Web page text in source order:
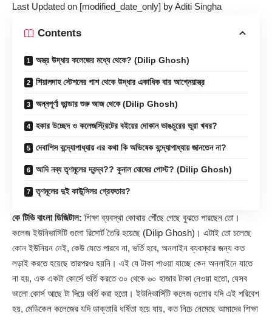
Last Updated on [modified_date_only] byAditi Singha
Contents
অস্ত্র উদ্ধার কলেজের মধ্যে থেকে? (Dilip Ghosh)
শিয়ালদাহ স্টেশনের পাশ থেকে উদ্ধার একাধিক বার আগ্নেয়াস্ত্র
অন্নপূর্ণা ভান্ডার শুরু আজ থেকে (Dilip Ghosh)
হকার উচ্ছেদ ও কলেজস্ট্রিটের বইয়ের দোকান ভাঙচুরের ভুয়া খবর?
দেবাশিস বন্দ্যোপাধ্যায় এর কথা কি অভিষেক বন্দ্যোপাধ্যায় জানতেন না?
আদি নব্য তৃণমূলের দ্বন্দ্ব?? কুনাল ঘোষের পোস্ট? (Dilip Ghosh)
তৃণমূলের দুই কাউন্সিলর গ্রেফতার?
কে টিভি বাংলা ডিজিটাল: শিক্ষা ব্যবস্থা কোথায় পৌঁছে গেছে বুঝতে পারছেন তো।
কলেজ ইউনিভার্সিটি গুলো রিসোর্ট তৈরি হয়েছে (Dilip Ghosh)। এটাই তো চলেছে
কোন ইউনিয়ন নেই, কেউ যেতে পারবে না, ভর্তি হবে, অনলাইন ব্যবস্থার জন্য কত
লড়াই করতে হয়েছে তারপরও হয়নি। এই যে টাকা পাওয়া যাচ্ছে কেন অনলাইনে যাতে
না হয়, এক একটা কোর্সে ভর্তি করতে ৩০ থেকে ৬০ হাজার টাকা নেওয়া হতো, যেসব
ভালো কোর্স আছে টা দিয়ে ভর্তি করা হতো। ইউনিভার্সিটি কলেজ গুলোর যদি এই পরিবেশ
হয়, মেডিকেল কলেজের যদি ডাক্তারি ধর্ষিতা হয়ে যায়, কত নিচে নেমেছে আমাদের শিক্ষা